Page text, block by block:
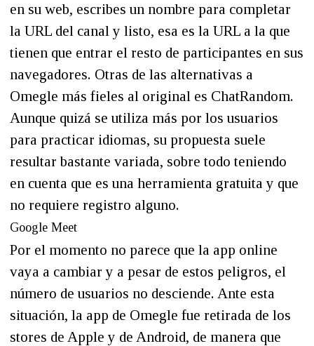
en su web, escribes un nombre para completar
la URL del canal y listo, esa es la URL a la que
tienen que entrar el resto de participantes en sus
navegadores. Otras de las alternativas a
Omegle más fieles al original es ChatRandom.
Aunque quizá se utiliza más por los usuarios
para practicar idiomas, su propuesta suele
resultar bastante variada, sobre todo teniendo
en cuenta que es una herramienta gratuita y que
no requiere registro alguno.
Google Meet
Por el momento no parece que la app online
vaya a cambiar y a pesar de estos peligros, el
número de usuarios no desciende. Ante esta
situación, la app de Omegle fue retirada de los
stores de Apple y de Android, de manera que